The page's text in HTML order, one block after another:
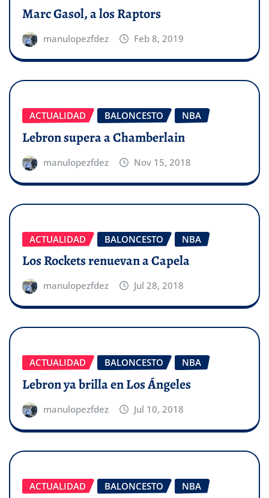
Marc Gasol, a los Raptors
manulopezfdez Feb 8, 2019
ACTUALIDAD BALONCESTO NBA
Lebron supera a Chamberlain
manulopezfdez Nov 15, 2018
ACTUALIDAD BALONCESTO NBA
Los Rockets renuevan a Capela
manulopezfdez Jul 28, 2018
ACTUALIDAD BALONCESTO NBA
Lebron ya brilla en Los Ángeles
manulopezfdez Jul 10, 2018
ACTUALIDAD BALONCESTO NBA